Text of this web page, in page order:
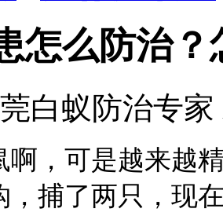
怎么防治？
白蚁防治专家
啊，可是越来越
，捕了两只，现